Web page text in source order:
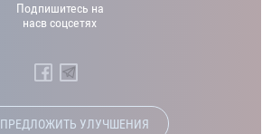
Подпишитесь на
насв соцсетях
ПРЕДЛОЖИТЬ УЛУЧШЕНИЯ